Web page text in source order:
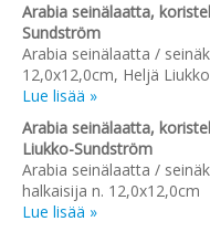
Arabia seinälaatta,
Sundström
Arabia seinälaatta /
12,0x12,0cm, Heljä
Lue lisää »
Arabia seinälaatta,
Liukko-Sundström
Arabia seinälaatta /
halkaisija n. 12,0x12,0cm
Lue lisää »